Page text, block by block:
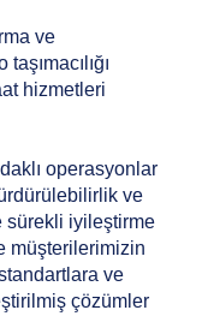
ve
hizmetleri
operasyonlar
ve
sürekli iyileştirme
müşterilerimizin
ve
çözümler